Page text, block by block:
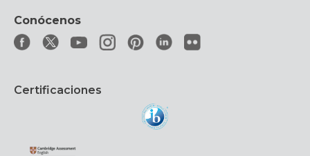
Conócenos
Certificaciones